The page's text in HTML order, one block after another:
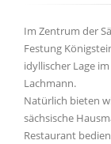
Im Zentrum der
Festung
idyllischer Lage
Lachmann.
Natürlich bieten
sächsische
Restaurant